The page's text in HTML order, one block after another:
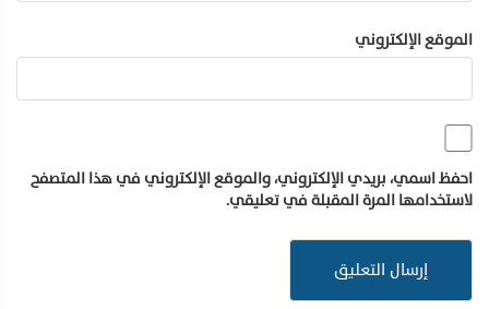
الموقع الإلكتروني
احفظ اسمي، بريدي الإلكتروني، والموقع الإلكتروني في هذا المتصفح
لاستخدامها المرة المقبلة في تعليقي.